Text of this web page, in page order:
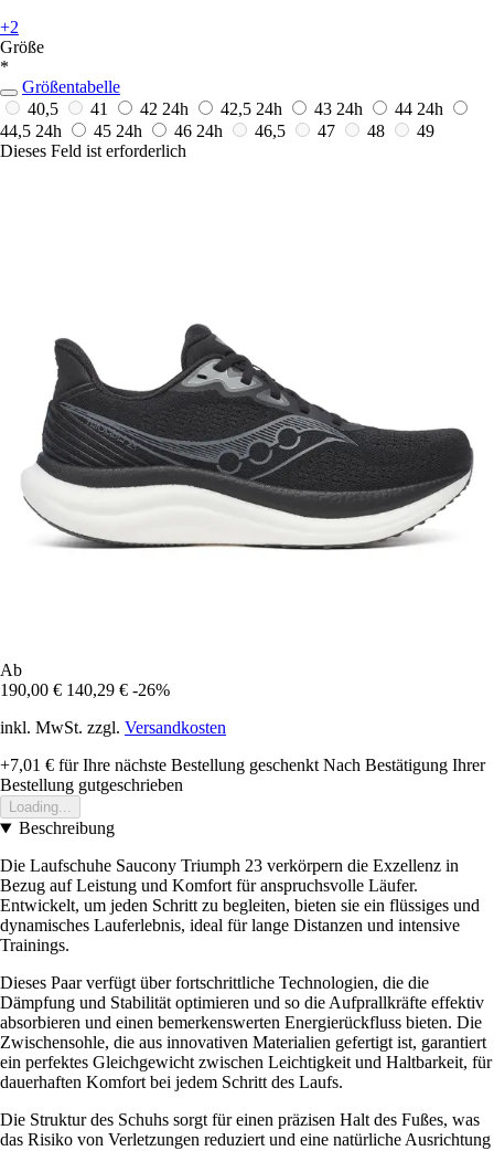
+2
Größe
*
Größentabelle
40,5
41 42 24h 42,5 24h 43 24h 44 24h
44,5 24h 45 24h 46 24h 46,5 47 48
49
Dieses Feld ist erforderlich
Ab
190,00 € 140,29 € -26%
inkl. MwSt. zzgl. Versandkosten
+7,01 € für Ihre nächste Bestellung geschenkt Nach Bestätigung Ihrer
Bestellung gutgeschrieben
Loading...
Beschreibung
Die Laufschuhe Saucony Triumph 23 verkörpern die Exzellenz in
Bezug auf Leistung und Komfort für anspruchsvolle Läufer.
Entwickelt, um jeden Schritt zu begleiten, bieten sie ein flüssiges und
dynamisches Lauferlebnis, ideal für lange Distanzen und intensive
Trainings.
Dieses Paar verfügt über fortschrittliche Technologien, die die
Dämpfung und Stabilität optimieren und so die Aufprallkräfte effektiv
absorbieren und einen bemerkenswerten Energierückfluss bieten. Die
Zwischensohle, die aus innovativen Materialien gefertigt ist, garantiert
ein perfektes Gleichgewicht zwischen Leichtigkeit und Haltbarkeit, für
dauerhaften Komfort bei jedem Schritt des Laufs.
Die Struktur des Schuhs sorgt für einen präzisen Halt des Fußes, was
das Risiko von Verletzungen reduziert und eine natürliche Ausrichtung